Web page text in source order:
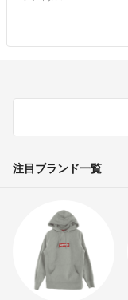
注目ブランド一覧